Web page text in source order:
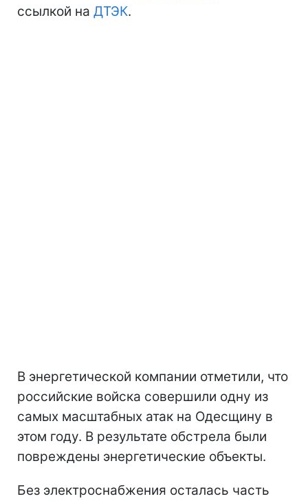
ссылкой на ДТЭК.
В энергетической компании отметили, что
российские войска совершили одну из
самых масштабных атак на Одесщину в
этом году. В результате обстрела были
повреждены энергетические объекты.
Без электроснабжения осталась часть